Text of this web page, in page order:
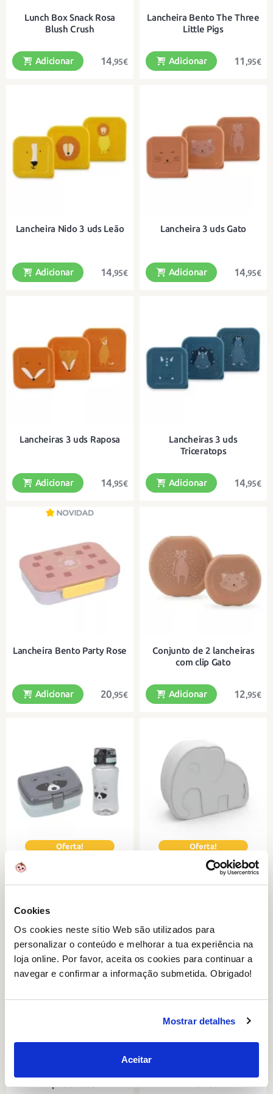
Cookies
Os cookies neste sítio Web são utilizados para
personalizar o conteúdo e melhorar a tua experiência na
loja online. Por favor, aceita os cookies para continuar a
navegar e confirmar a informação submetida. Obrigado!
Mostrar detalhes
Aceitar
Lunch Box Snack Rosa
Blush Crush
14,95€
Adicionar
Com dois compartimentos à prova
de fugas
Lancheira Bento The Three
Little Pigs
11 ,95€
Adicionar
Com tampa hermética, caixa com
garfo e 4 fechos fáceis de abrir
para os mais pequenos.
Lancheira Nido 3 uds Leão
14,95€
Adicionar
3 lancheiras pequenas em 3
tamanhos diferentes
Lancheira 3 uds Gato
14,95€
Adicionar
3 lancheiras pequenas em 3
tamanhos diferentes
Lancheiras 3 uds Raposa
14,95€
Adicionar
3 lancheiras pequenas em 3
tamanhos diferentes
Lancheiras 3 uds
Triceratops
14,95€
Adicionar
3 lancheiras pequenas em 3
tamanhos diferentes
Lancheira Bento Party Rose
20,95€
Adicionar
Com até 6 compartimentos flexíveis
para uma refeição variada!
Conjunto de 2 lancheiras
com clip Gato
12,95€
Adicionar
Com 2 lancheiras coloridas fáceis
de abrir e fechar para as mãos dos
Pack Garrafa com Lancheira
Com garrafa de tritan e lancheira
com separador
Caixa de almoço Elefante
Elphee Cinza
Uma lancheira robusta, prática e
divertida